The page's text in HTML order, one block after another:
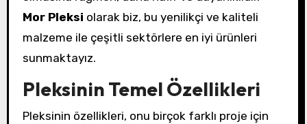
Mor Pleksi olarak biz, bu yenilikçi ve kaliteli
malzeme ile çeşitli sektörlere en iyi ürünleri
sunmaktayız.
Pleksinin Temel Özellikleri
Pleksinin özellikleri, onu birçok farklı proje için